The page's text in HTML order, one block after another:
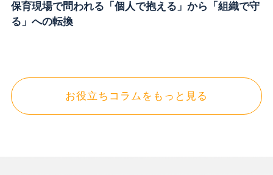
保育現場で問われる「個人で抱える」から「組織で守
る」への転換
お役立ちコラムをもっと見る